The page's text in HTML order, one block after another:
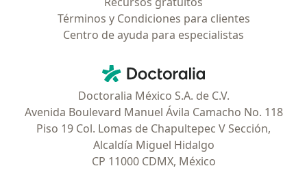
Términos y Condiciones para clientes
Centro de ayuda para especialistas
Doctoralia - Página de inicio
Doctoralia México S.A. de C.V.
Avenida Boulevard Manuel Ávila Camacho No. 118
Piso 19 Col. Lomas de Chapultepec V Sección,
Alcaldía Miguel Hidalgo
CP 11000 CDMX, México